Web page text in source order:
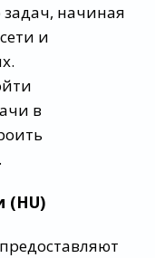
начиная
и
в
(HU)